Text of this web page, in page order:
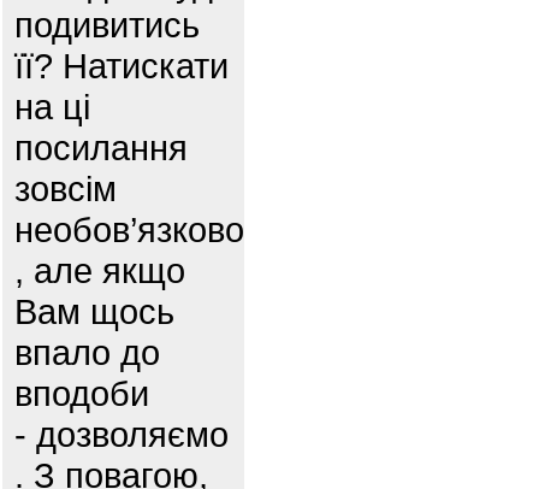
подивитись
її? Натискати
на ці
посилання
зовсім
необов’язково
, але якщо
Вам щось
впало до
вподоби
- дозволяємо
. З повагою,